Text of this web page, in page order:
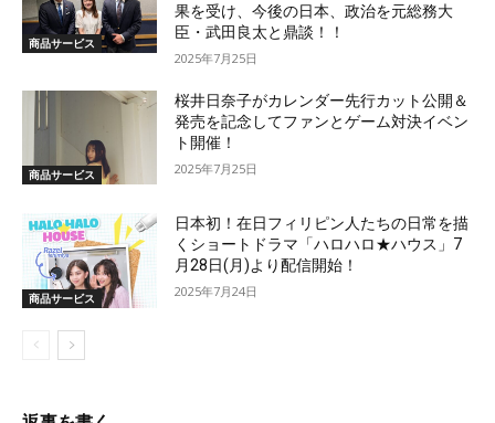
商品サービス
果を受け、今後の日本、政治を元総務大
臣・武田良太と鼎談！！
2025年7月25日
商品サービス
桜井日奈子がカレンダー先行カット公開＆
発売を記念してファンとゲーム対決イベン
ト開催！
2025年7月25日
商品サービス
日本初！在日フィリピン人たちの日常を描
くショートドラマ「ハロハロ★ハウス」7
月28日(月)より配信開始！
2025年7月24日